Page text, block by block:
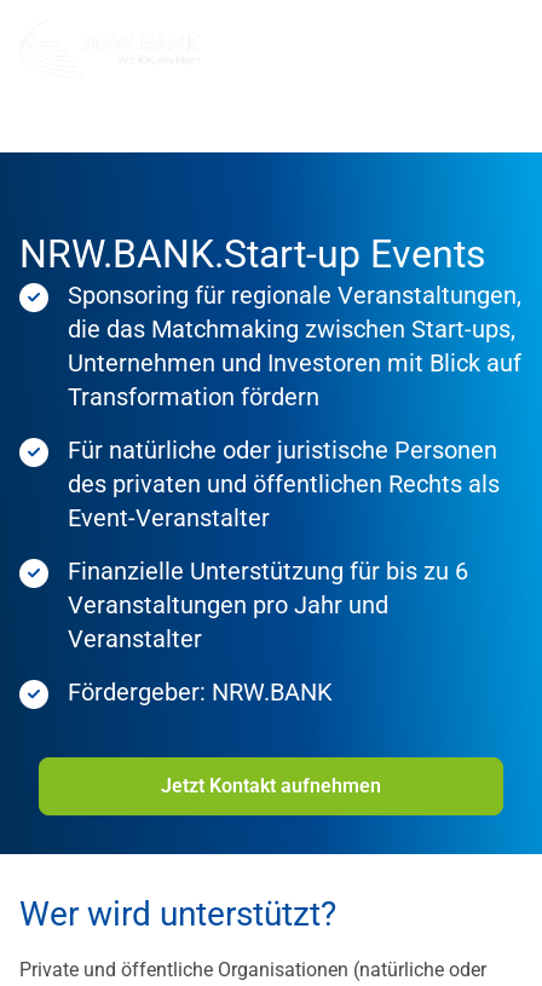
NRW.BANK.Start-up Events
Sponsoring für regionale Veranstaltungen,
die das Matchmaking zwischen Start-ups,
Unternehmen und Investoren mit Blick auf
Transformation fördern
Für natürliche oder juristische Personen
des privaten und öffentlichen Rechts als
Event-Veranstalter
Finanzielle Unterstützung für bis zu 6
Veranstaltungen pro Jahr und
Veranstalter
Fördergeber: NRW.BANK
Jetzt Kontakt aufnehmen
Wer wird unterstützt?
Private und öffentliche Organisationen (natürliche oder